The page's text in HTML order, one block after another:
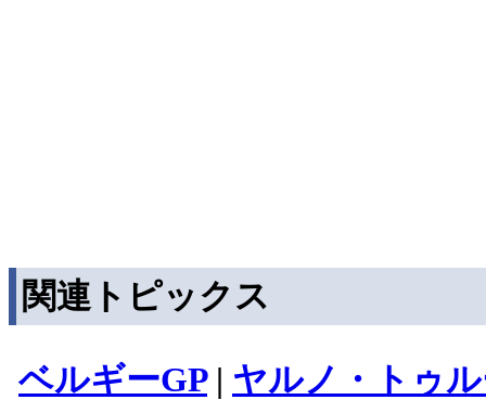
関連トピックス
ベルギーGP| ヤルノ・トゥ